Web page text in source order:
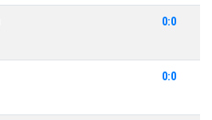
0:0
0:0